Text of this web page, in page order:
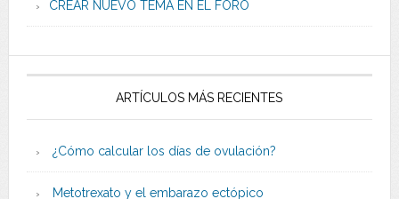
CREAR NUEVO TEMA EN EL FORO
ARTÍCULOS MÁS RECIENTES
¿Cómo calcular los días de ovulación?
Metotrexato y el embarazo ectópico